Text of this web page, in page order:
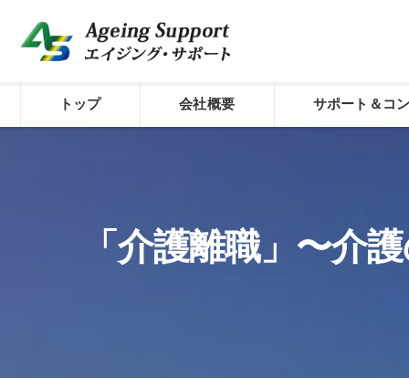
トップ 会社概要
株式会社エイジング・サポート
サポート＆コ
介護経営診断
「介護離職」〜介